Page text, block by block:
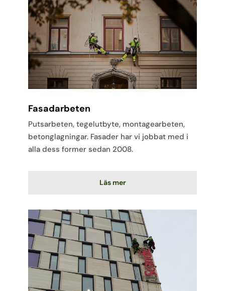
Fasadarbeten
Putsarbeten, tegelutbyte, montagearbeten,
betonglagningar. Fasader har vi jobbat med i
alla dess former sedan 2008.
Läs mer